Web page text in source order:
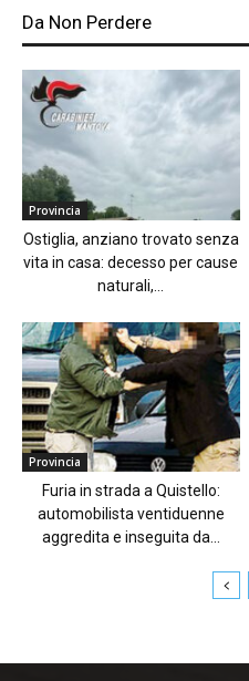
Da Non Perdere
Provincia
Ostiglia, anziano trovato senza
vita in casa: decesso per cause
naturali,...
Provincia
Furia in strada a Quistello:
automobilista ventiduenne
aggredita e inseguita da...